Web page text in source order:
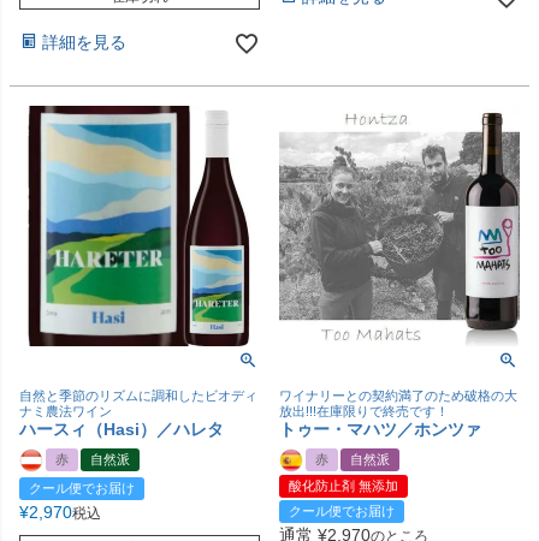
詳細を見る
自然と季節のリズムに調和したビオディ
ナミ農法ワイン
ハースィ（Hasi）／ハレタ
赤
自然派
クール便でお届け
¥2,970税込
ワイナリーとの契約満了のため破格の大
放出!!!在庫限りで終売です！
トゥー・マハツ／ホンツァ
赤
自然派
酸化防止剤 無添加
クール便でお届け
通常 ¥2,970のところ